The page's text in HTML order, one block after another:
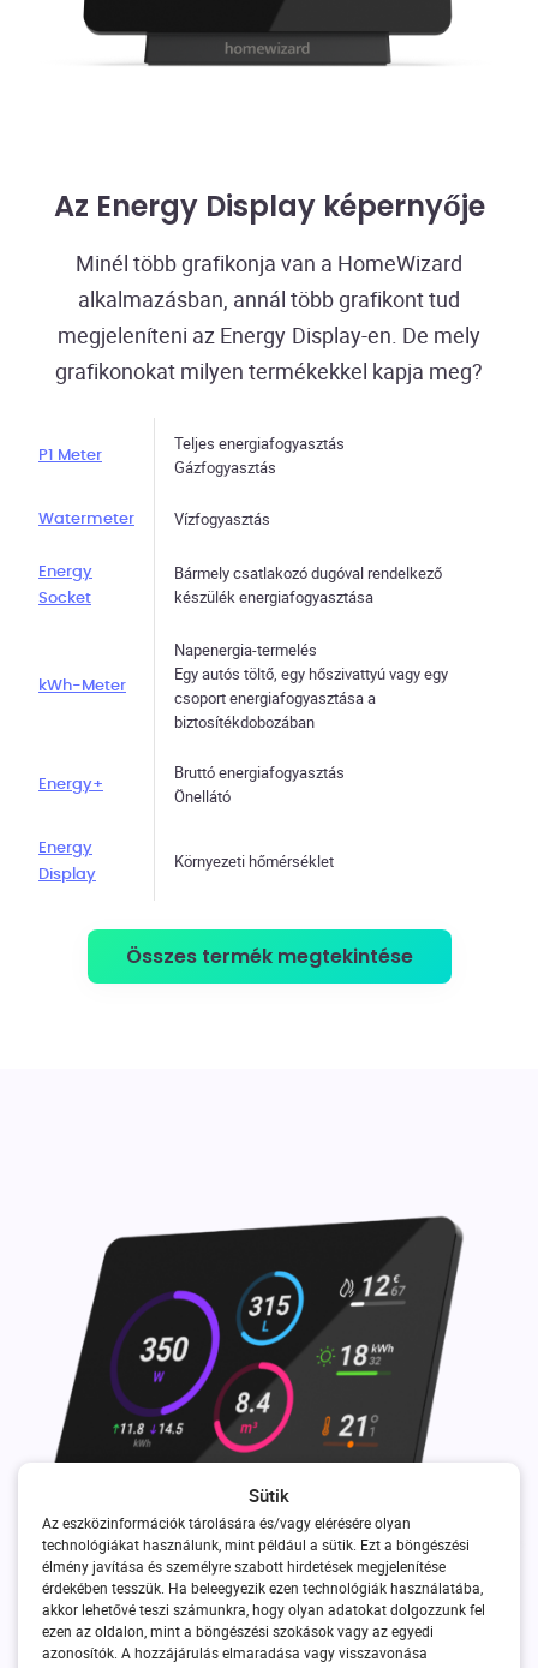
Sütik
Az eszközinformációk tárolására és/vagy elérésére olyan
technológiákat használunk, mint például a sütik. Ezt a böngészési
élmény javítása és személyre szabott hirdetések megjelenítése
érdekében tesszük. Ha beleegyezik ezen technológiák használatába,
akkor lehetővé teszi számunkra, hogy olyan adatokat dolgozzunk fel
ezen az oldalon, mint a böngészési szokások vagy az egyedi
azonosítók. A hozzájárulás elmaradása vagy visszavonása
Az Energy Display képernyője
Minél több grafikonja van a HomeWizard
alkalmazásban, annál több grafikont tud
megjeleníteni az Energy Display-en. De mely
grafikonokat milyen termékekkel kapja meg?
P1 Meter
Teljes energiafogyasztás
Gázfogyasztás
Watermeter Vízfogyasztás
Energy
Socket
Bármely csatlakozó dugóval rendelkező
készülék energiafogyasztása
kWh-Meter
Napenergia-termelés
Egy autós töltő, egy hőszivattyú vagy egy
csoport energiafogyasztása a
biztosítékdobozában
Energy+
Bruttó energiafogyasztás
Önellátó
Energy
Display
Környezeti hőmérséklet
Összes termék megtekintése